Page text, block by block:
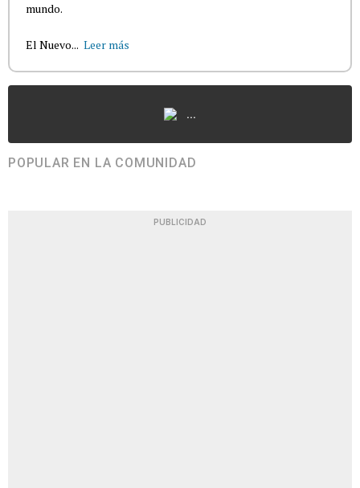
mundo.
El Nuevo... Leer más
...
POPULAR EN LA COMUNIDAD
PUBLICIDAD